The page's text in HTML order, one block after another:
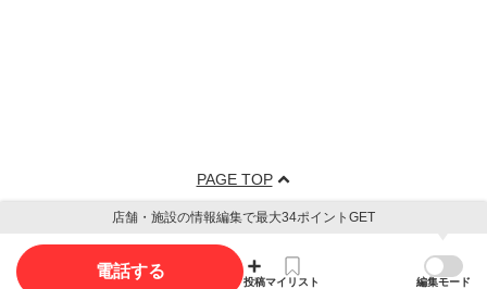
PAGE TOP
店舗・施設の情報編集で最大34ポイントGET
電話する
投稿マイリスト 編集モード